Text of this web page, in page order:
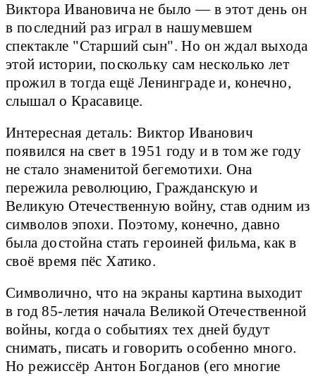
Виктора Ивановича не было — в этот день он
в последний раз играл в нашумевшем
спектакле "Старший сын". Но он ждал выхода
этой истории, поскольку сам несколько лет
прожил в тогда ещё Ленинграде и, конечно,
слышал о Красавице.
Интересная деталь: Виктор Иванович
появился на свет в 1951 году и в том же году
не стало знаменитой бегемотихи. Она
пережила революцию, Гражданскую и
Великую Отечественную войну, став одним из
символов эпохи. Поэтому, конечно, давно
была достойна стать героиней фильма, как в
своё время пёс Хатико.
Символично, что на экраны картина выходит
в год 85-летия начала Великой Отечественной
войны, когда о событиях тех дней будут
снимать, писать и говорить особенно много.
Но режиссёр Антон Богданов (его многие